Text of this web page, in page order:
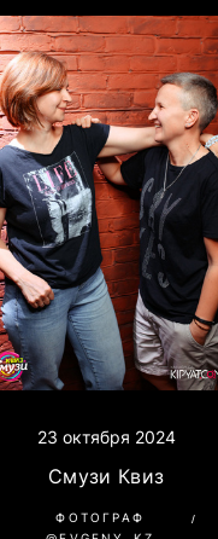
23 октября 2024
Смузи Квиз
ФОТОГРАФ